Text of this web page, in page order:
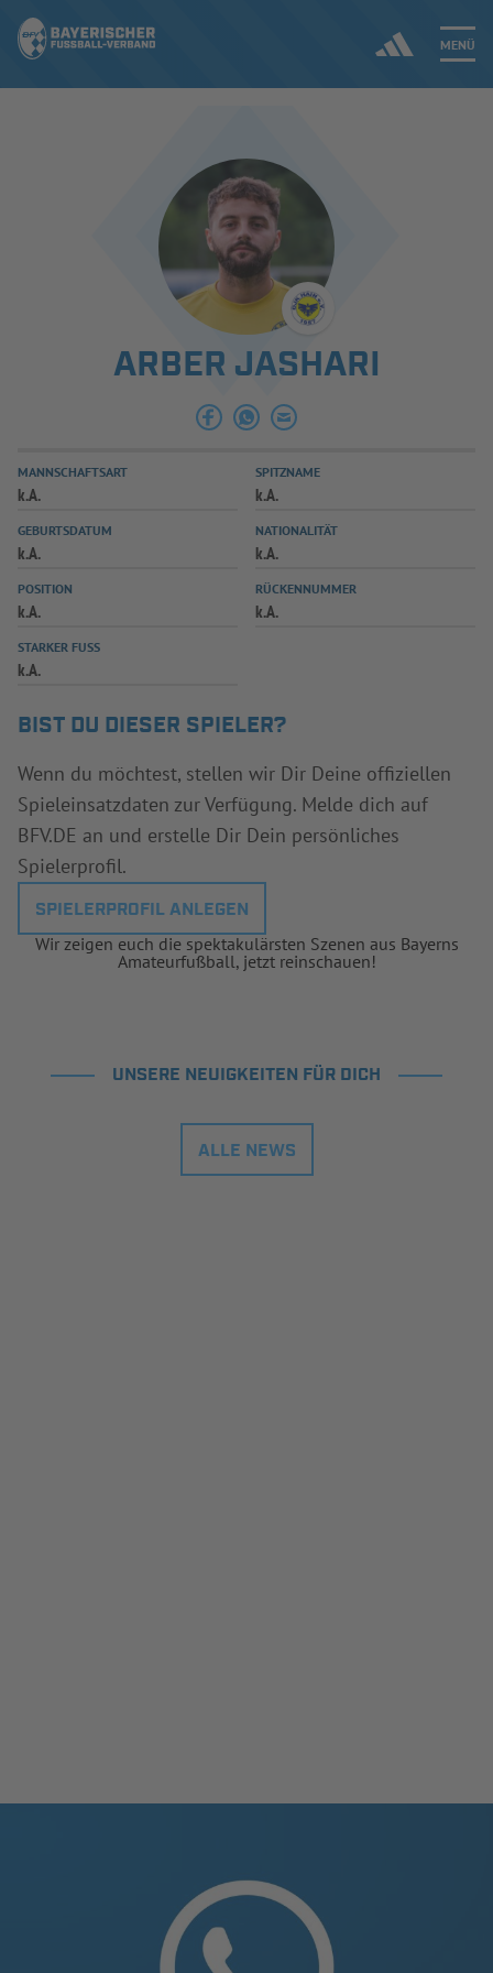
MENÜ
ERGEBNISSE & WETTBEWERBE
SPIELBETRIEB & VERBANDSLEBEN
AUSBILDUNG & FÖRDERUNG
SPIELPLUS
ARBER JASHARI
MANNSCHAFTSART
k.A.
SPITZNAME
k.A.
GEBURTSDATUM
k.A.
NATIONALITÄT
k.A.
POSITION
k.A.
RÜCKENNUMMER
k.A.
STARKER FUSS
k.A.
BIST DU DIESER SPIELER?
Wenn du möchtest, stellen wir Dir Deine offiziellen
Spieleinsatzdaten zur Verfügung. Melde dich auf
BFV.DE an und erstelle Dir Dein persönliches
Spielerprofil.
SPIELERPROFIL ANLEGEN
Wir zeigen euch die spektakulärsten Szenen aus Bayerns
Amateurfußball, jetzt reinschauen!
UNSERE NEUIGKEITEN FÜR DICH
ALLE NEWS